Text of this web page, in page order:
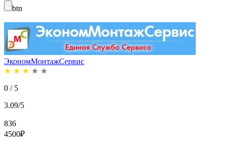
btn
ЭкономМонтажСервис
★ ★ ★ ★ ★
0 / 5
3.09/5
836
4500₽